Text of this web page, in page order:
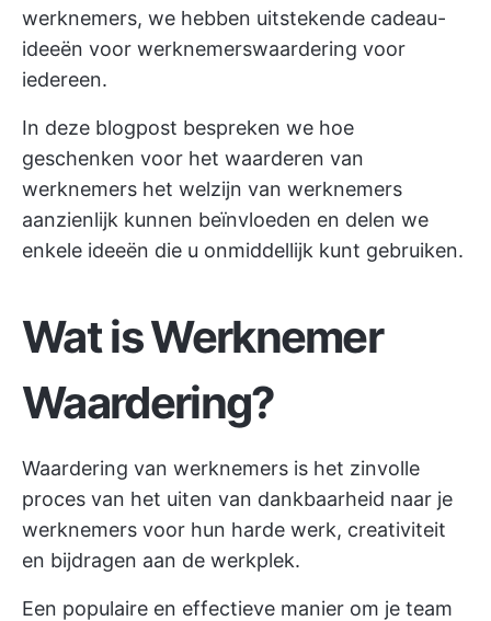
werknemers, we hebben uitstekende cadeau-
ideeën voor werknemerswaardering voor
iedereen.
In deze blogpost bespreken we hoe
geschenken voor het waarderen van
werknemers het welzijn van werknemers
aanzienlijk kunnen beïnvloeden en delen we
enkele ideeën die u onmiddellijk kunt gebruiken.
Wat is Werknemer
Waardering?
Waardering van werknemers is het zinvolle
proces van het uiten van dankbaarheid naar je
werknemers voor hun harde werk, creativiteit
en bijdragen aan de werkplek.
Een populaire en effectieve manier om je team